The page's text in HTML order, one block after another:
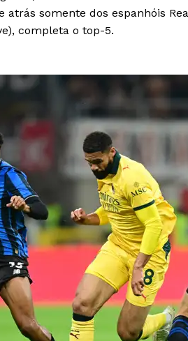
atrás somente dos espanhóis
completa o top-5.